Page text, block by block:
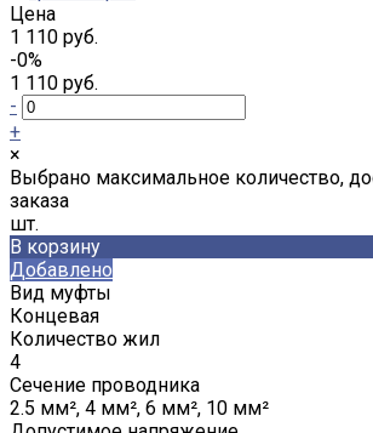
Цена
1 110 руб.
-0%
1 110 руб.
-
+
×
Выбрано максимальное количество,
заказа
шт.
В корзину
Добавлено
Вид муфты
Концевая
Количество жил
4
Сечение проводника
2.5 мм², 4 мм², 6 мм², 10 мм²